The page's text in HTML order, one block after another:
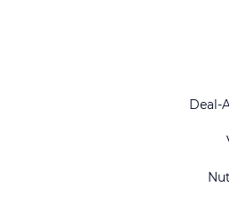
Deal-